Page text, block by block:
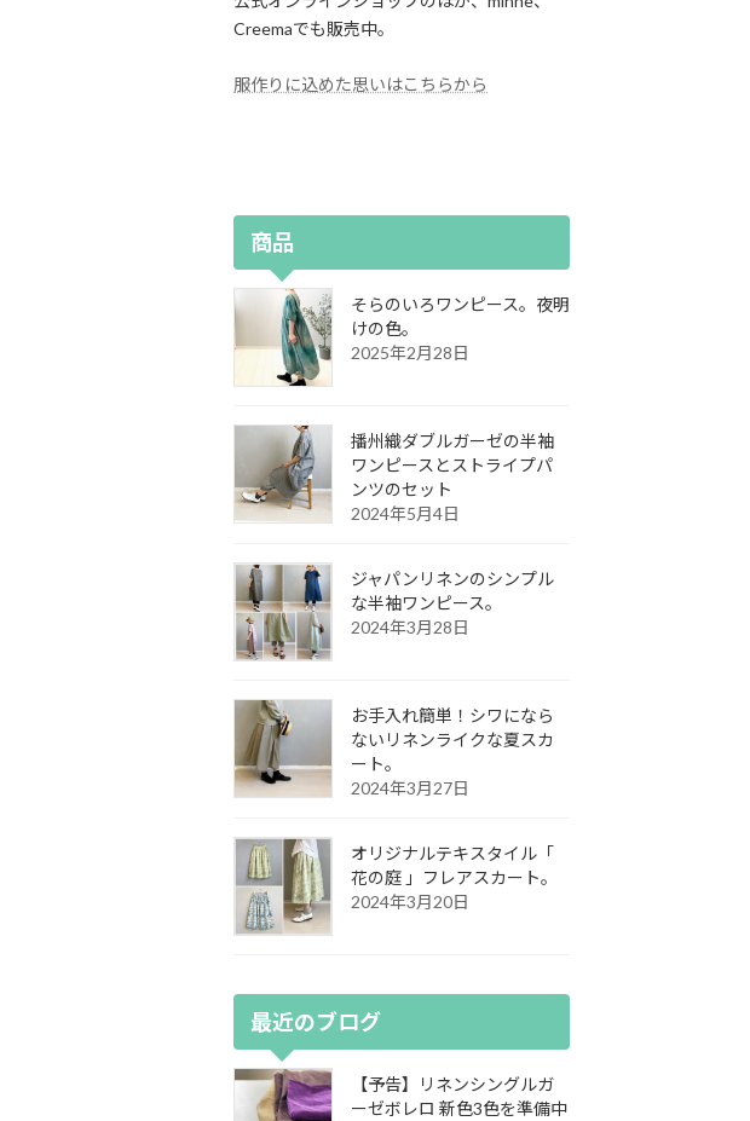
Creemaでも販売中。
服作りに込めた思いはこちらから
商品
そらのいろワンピース。夜明
けの色。
2025年2月28日
播州織ダブルガーゼの半袖
ワンピースとストライプパ
ンツのセット
2024年5月4日
ジャパンリネンのシンプル
な半袖ワンピース。
2024年3月28日
お手入れ簡単！シワになら
ないリネンライクな夏スカ
ート。
2024年3月27日
オリジナルテキスタイル「
花の庭 」フレアスカート。
2024年3月20日
最近のブログ
【予告】リネンシングルガ
ーゼボレロ 新色3色を準備中